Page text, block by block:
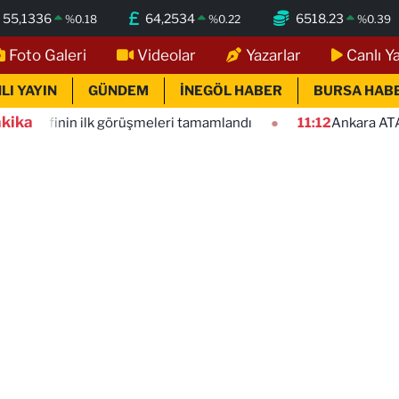
55,1336 %0.18 64,2534 %0.22 6518.23 %0.39
Foto Galeri Videolar Yazarlar Canlı
YAYIN GÜNDEM İNEGÖL HABER BURSA
tamamlandı 11:12Ankara ATA Çiftliği